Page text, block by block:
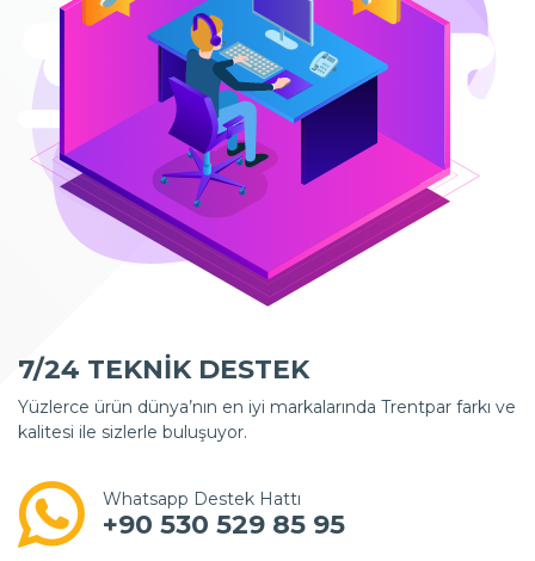
7/24 TEKNİK DESTEK
Yüzlerce ürün dünya’nın en iyi markalarında Trentpar farkı ve
kalitesi ile sizlerle buluşuyor.
Whatsapp Destek Hattı
+90 530 529 85 95